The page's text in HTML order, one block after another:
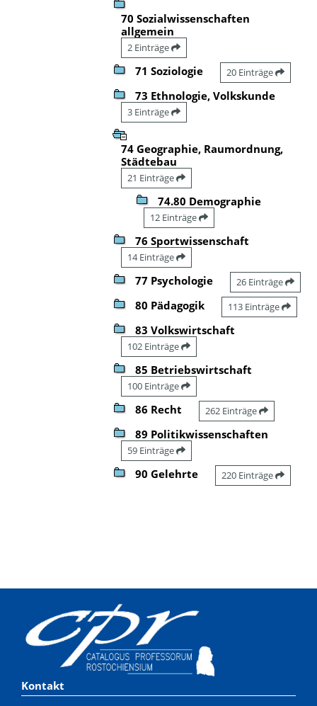
70 Sozialwissenschaften
allgemein
2 Einträge
71 Soziologie 20 Einträge
73 Ethnologie, Volkskunde
3 Einträge
74 Geographie, Raumordnung,
Städtebau
21 Einträge
74.80 Demographie
12 Einträge
76 Sportwissenschaft
14 Einträge
77 Psychologie 26 Einträge
80 Pädagogik 113 Einträge
83 Volkswirtschaft
102 Einträge
85 Betriebswirtschaft
100 Einträge
86 Recht 262 Einträge
89 Politikwissenschaften
59 Einträge
90 Gelehrte 220 Einträge
Kontakt